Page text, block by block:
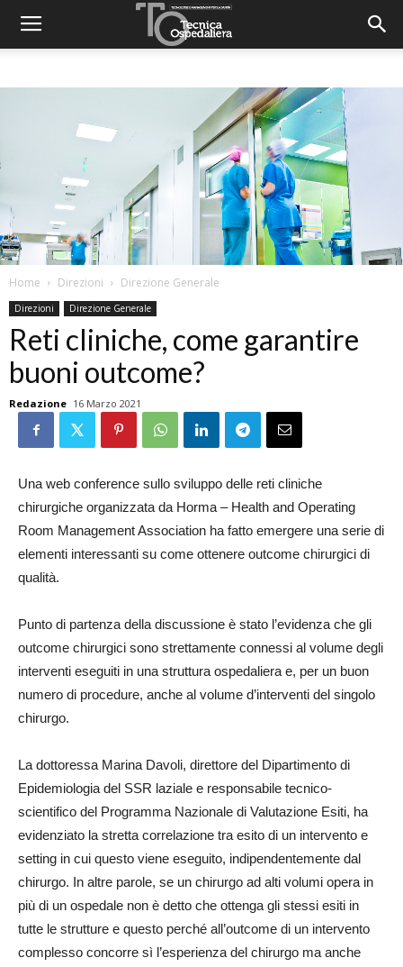
Home Direzioni Direzione Generale
Direzioni Direzione Generale
Reti cliniche, come garantire
buoni outcome?
Redazione 16 Marzo 2021
Una web conference sullo sviluppo delle reti cliniche
chirurgiche organizzata da Horma – Health and Operating
Room Management Association ha fatto emergere una serie di
elementi interessanti su come ottenere outcome chirurgici di
qualità.
Punto di partenza della discussione è stato l’evidenza che gli
outcome chirurgici sono strettamente connessi al volume degli
interventi eseguiti in una struttura ospedaliera e, per un buon
numero di procedure, anche al volume d’interventi del singolo
chirurgo.
La dottoressa Marina Davoli, direttore del Dipartimento di
Epidemiologia del SSR laziale e responsabile tecnico-
scientifico del Programma Nazionale di Valutazione Esiti, ha
evidenziato la stretta correlazione tra esito di un intervento e
setting in cui questo viene eseguito, indipendentemente dal
chirurgo. In altre parole, se un chirurgo ad alti volumi opera in
più di un ospedale non è detto che ottenga gli stessi esiti in
tutte le strutture e questo perché all’outcome di un intervento
complesso concorre sì l’esperienza del chirurgo ma anche